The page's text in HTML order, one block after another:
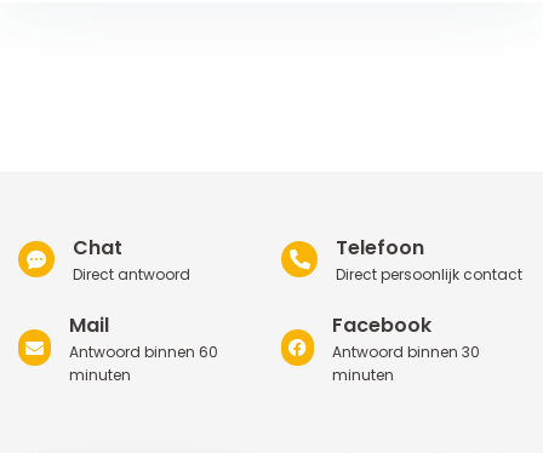
Chat
Direct antwoord
Telefoon
Direct persoonlijk contact
Mail
Antwoord binnen 60
minuten
Facebook
Antwoord binnen 30
minuten